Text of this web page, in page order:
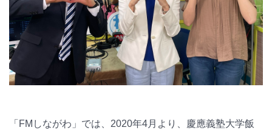
「FMしながわ」では、2020年4月より、慶應義塾大学飯